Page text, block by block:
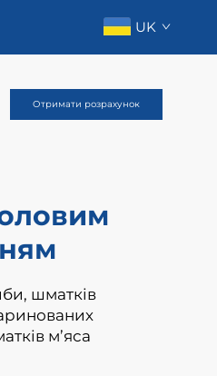
UK
Отримати розрахунок
шматків
м’яса